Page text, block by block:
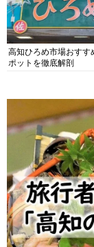
高知ひろめ市場おすす
ポットを徹底解剖